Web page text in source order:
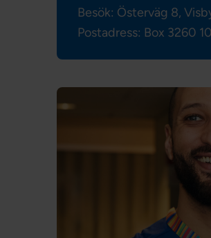
Besök: Österväg 8,
Postadress: Box 3260